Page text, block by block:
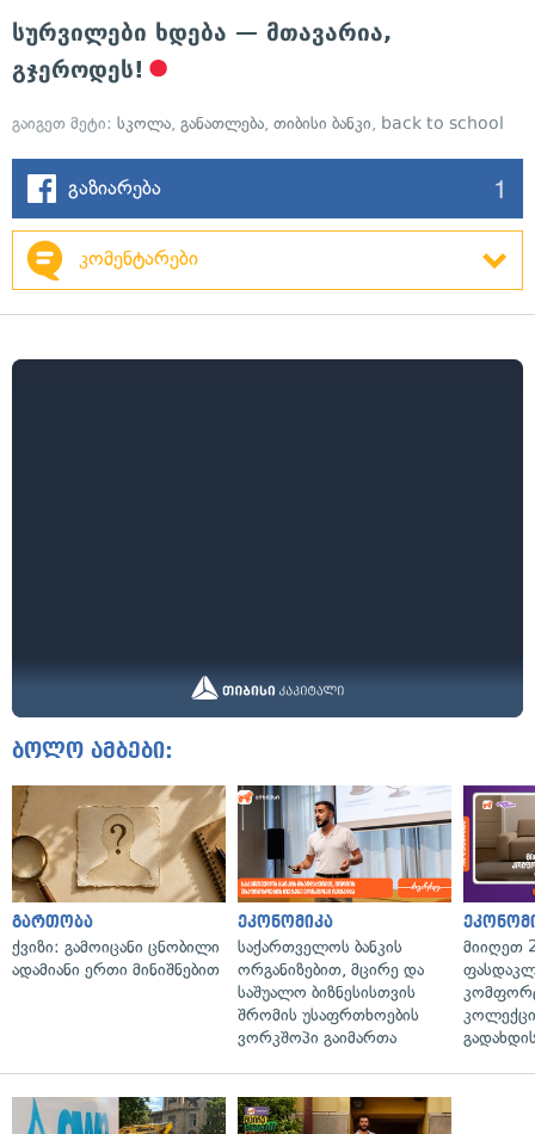
სურვილები ხდება — მთავარია,
გჯეროდეს!
გაიგეთ მეტი: სკოლა, განათლება, თიბისი ბანკი, back to school
გაზიარება 1
კომენტარები
ბოლო ამბები:
გართობა
ქვიზი: გამოიცანი ცნობილი
ადამიანი ერთი მინიშნებით
ეკონომიკა
საქართველოს ბანკის
ორგანიზებით, მცირე და
საშუალო ბიზნესისთვის
შრომის უსაფრთხოების
ვორკშოპი გაიმართა
მიიღეთ